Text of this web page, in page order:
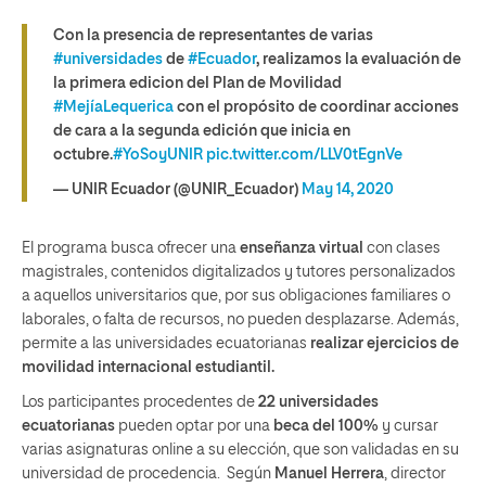
Con la presencia de representantes de varias
#universidades de #Ecuador, realizamos la evaluación de
la primera edicion del Plan de Movilidad
#MejíaLequerica con el propósito de coordinar acciones
de cara a la segunda edición que inicia en
octubre.#YoSoyUNIR pic.twitter.com/LLV0tEgnVe
— UNIR Ecuador (@UNIR_Ecuador) May 14, 2020
El programa busca ofrecer una enseñanza virtual con clases
magistrales, contenidos digitalizados y tutores personalizados
a aquellos universitarios que, por sus obligaciones familiares o
laborales, o falta de recursos, no pueden desplazarse. Además,
permite a las universidades ecuatorianas realizar ejercicios de
movilidad internacional estudiantil.
Los participantes procedentes de 22 universidades
ecuatorianas pueden optar por una beca del 100% y cursar
varias asignaturas online a su elección, que son validadas en su
universidad de procedencia. Según Manuel Herrera , director